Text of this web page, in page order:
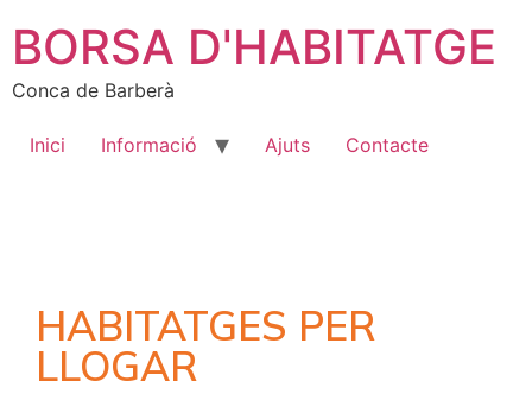
BORSA D'HABITATGE
Conca de Barberà
Inici Informació Ajuts Contacte
HABITATGES PER
LLOGAR